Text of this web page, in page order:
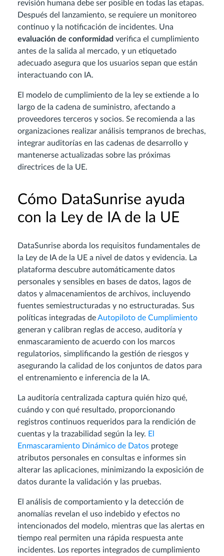
revisión humana debe ser posible en todas las etapas.
Después del lanzamiento, se requiere un monitoreo
continuo y la notificación de incidentes. Una
evaluación de conformidad verifica el cumplimiento
antes de la salida al mercado, y un etiquetado
adecuado asegura que los usuarios sepan que están
interactuando con IA.
El modelo de cumplimiento de la ley se extiende a lo
largo de la cadena de suministro, afectando a
proveedores terceros y socios. Se recomienda a las
organizaciones realizar análisis tempranos de brechas,
integrar auditorías en las cadenas de desarrollo y
mantenerse actualizadas sobre las próximas
directrices de la UE.
Cómo DataSunrise ayuda
con la Ley de IA de la UE
DataSunrise aborda los requisitos fundamentales de
la Ley de IA de la UE a nivel de datos y evidencia. La
plataforma descubre automáticamente datos
personales y sensibles en bases de datos, lagos de
datos y almacenamientos de archivos, incluyendo
fuentes semiestructuradas y no estructuradas. Sus
políticas integradas deAutopiloto de Cumplimiento
generan y calibran reglas de acceso, auditoría y
enmascaramiento de acuerdo con los marcos
regulatorios, simplificando la gestión de riesgos y
asegurando la calidad de los conjuntos de datos para
el entrenamiento e inferencia de la IA.
La auditoría centralizada captura quién hizo qué,
cuándo y con qué resultado, proporcionando
registros continuos requeridos para la rendición de
cuentas y la trazabilidad según la ley. El
Enmascaramiento Dinámico de Datos protege
atributos personales en consultas e informes sin
alterar las aplicaciones, minimizando la exposición de
datos durante la validación y las pruebas.
El análisis de comportamiento y la detección de
anomalías revelan el uso indebido y efectos no
intencionados del modelo, mientras que las alertas en
tiempo real permiten una rápida respuesta ante
incidentes. Los reportes integrados de cumplimiento